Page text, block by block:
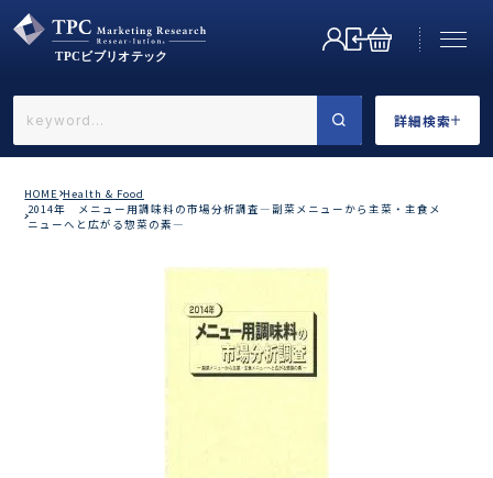
詳細検索
←戻る
HOME Health & Food
2014年 メニュー用調味料の市場分析調査―副菜メニューから主菜・主食メ
ニューへと広がる惣菜の素―